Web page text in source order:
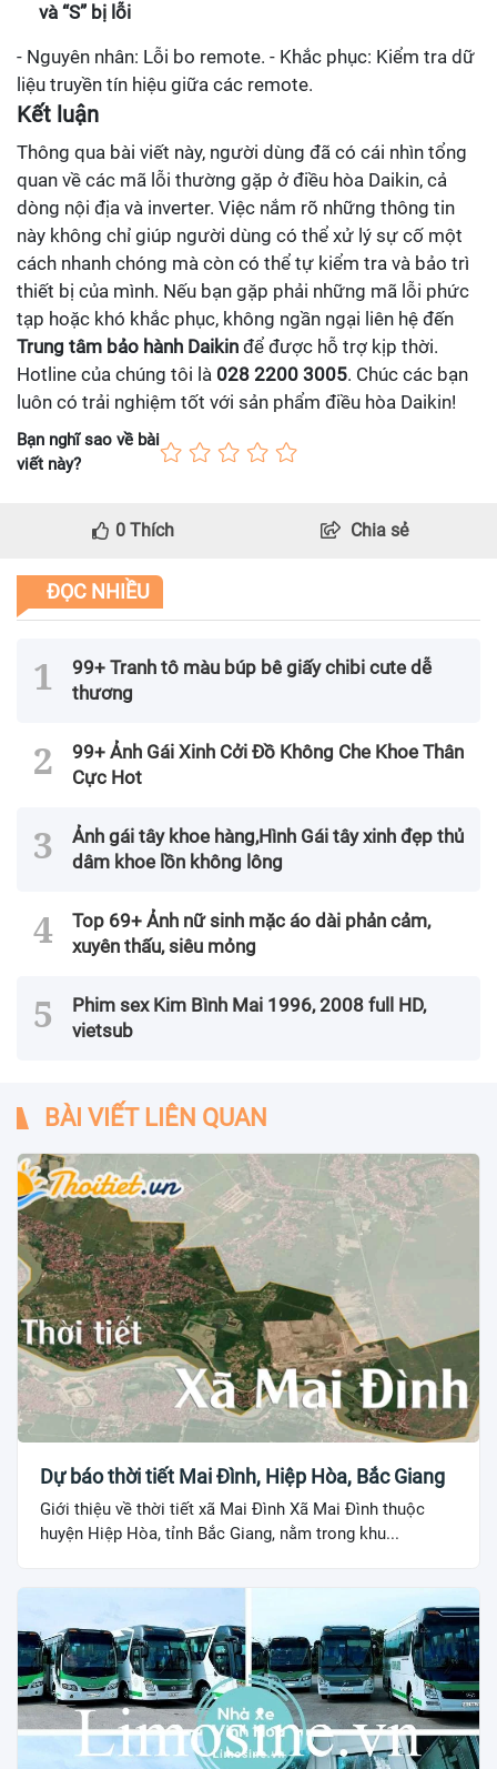
và “S” bị lỗi
- Nguyên nhân: Lỗi bo remote. - Khắc phục: Kiểm tra dữ
liệu truyền tín hiệu giữa các remote.
Kết luận
Thông qua bài viết này, người dùng đã có cái nhìn tổng
quan về các mã lỗi thường gặp ở điều hòa Daikin, cả
dòng nội địa và inverter. Việc nắm rõ những thông tin
này không chỉ giúp người dùng có thể xử lý sự cố một
cách nhanh chóng mà còn có thể tự kiểm tra và bảo trì
thiết bị của mình. Nếu bạn gặp phải những mã lỗi phức
tạp hoặc khó khắc phục, không ngần ngại liên hệ đến
Trung tâm bảo hành Daikin để được hỗ trợ kịp thời.
Hotline của chúng tôi là 028 2200 3005. Chúc các bạn
luôn có trải nghiệm tốt với sản phẩm điều hòa Daikin!
Bạn nghĩ sao về bài
viết này?
0 Thích Chia sẻ
ĐỌC NHIỀU
99+ Tranh tô màu búp bê giấy chibi cute dễ
thương
99+ Ảnh Gái Xinh Cởi Đồ Không Che Khoe Thân
Cực Hot
Ảnh gái tây khoe hàng,Hình Gái tây xinh đẹp thủ
dâm khoe lồn không lông
Top 69+ Ảnh nữ sinh mặc áo dài phản cảm,
xuyên thấu, siêu mỏng
Phim sex Kim Bình Mai 1996, 2008 full HD,
vietsub
BÀI VIẾT LIÊN QUAN
Dự báo thời tiết Mai Đình, Hiệp Hòa, Bắc Giang
Giới thiệu về thời tiết xã Mai Đình Xã Mai Đình thuộc
huyện Hiệp Hòa, tỉnh Bắc Giang, nằm trong khu...